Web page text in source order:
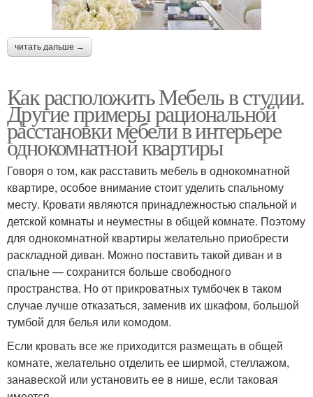
читать дальше →
Как расположить Мебель в студии.
Другие примеры рациональной
расстановки мебели в интерьере
однокомнатной квартиры
Говоря о том, как расставить мебель в однокомнатной
квартире, особое внимание стоит уделить спальному
месту. Кровати являются принадлежностью спальной и
детской комнаты и неуместны в общей комнате. Поэтому
для однокомнатной квартиры желательно приобрести
раскладной диван. Можно поставить такой диван и в
спальне — сохранится больше свободного
пространства. Но от прикроватных тумбочек в таком
случае лучше отказаться, заменив их шкафом, большой
тумбой для белья или комодом.
Если кровать все же приходится размещать в общей
комнате, желательно отделить ее ширмой, стеллажом,
занавеской или установить ее в нише, если таковая